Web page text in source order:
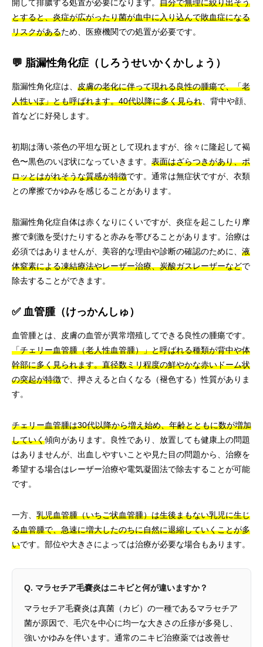
開して排膿する処置が必要になります。 自分で無理に絞り出そう
とすると、炎症が広がったり菌が血中に入り込んで敗血症になる
リスクがあるため、医療機関での処置が必要です。
💬 脂漏性角化症（しろうせいかくかしょう）
脂漏性角化症は、 皮膚の老化に伴って現れる良性の腫瘍で、「老
人性いぼ」とも呼ばれます。40代以降に多く見られ 、背中や顔、
首などに好発します。
初期は薄い茶色の平坦な斑として現れますが、徐々に隆起して褐
色〜黒色のいぼ状になっていきます。 表面はざらつきがあり、ポ
ロッとはがれそうな質感が特徴です。通常は無症状ですが、衣類
との摩擦でかゆみを感じることがあります。
脂漏性角化症自体は赤くなりにくいですが、炎症を起こしたり摩
擦で刺激を受けたりすると赤みを帯びることがあります。治療は
必須ではありませんが、美容的な理由や診断の確認のために、 液
体窒素による凍結療法やレーザー治療、炭酸ガスレーザーなどで
除去することができます。
✅ 血管腫（けっかんしゅ）
血管腫とは、皮膚の血管が異常増殖してできる良性の腫瘍です。
「チェリー血管腫（老人性血管腫）」と呼ばれる種類が背中や体
幹部に多く見られます。直径数ミリ程度の鮮やかな赤いドーム状
の突起が特徴で、押さえると白くなる（褪色する）性質がありま
す。
チェリー血管腫は30代以降から増え始め、年齢とともに数が増加
していく傾向があります。良性であり、放置しても健康上の問題
はありませんが、出血しやすいことや見た目の問題から、治療を
希望する場合はレーザー治療や電気凝固法で除去することが可能
です。
一方、 乳児血管腫（いちご状血管腫）は生後まもない乳児に生じ
る血管腫で、急速に増大したのちに自然に退縮していくことが多
いです。部位や大きさによっては治療が必要な場合もあります。
Q. マラセチア毛嚢炎はニキビと何が違いますか？
マラセチア毛嚢炎は真菌（カビ）の一種であるマラセチア
菌が原因で、毛穴を中心に均一な大きさの丘疹が多発し、
強いかゆみを伴います。通常のニキビ治療薬では改善せ